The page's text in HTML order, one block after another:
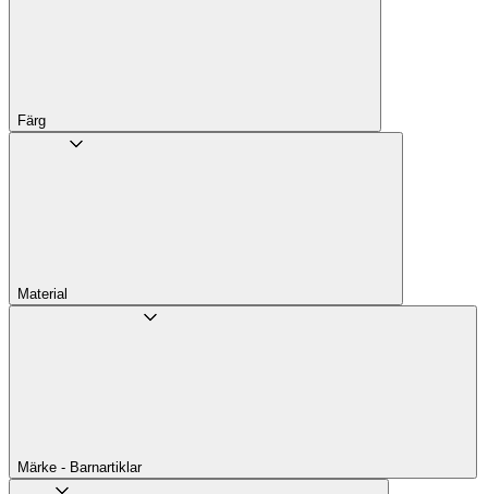
Färg
Material
Märke - Barnartiklar